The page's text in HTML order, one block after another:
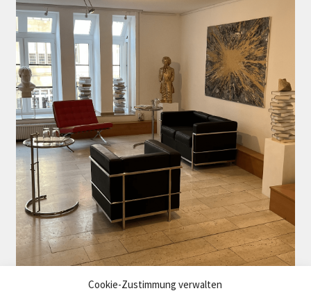
Cookie-Zustimmung verwalten